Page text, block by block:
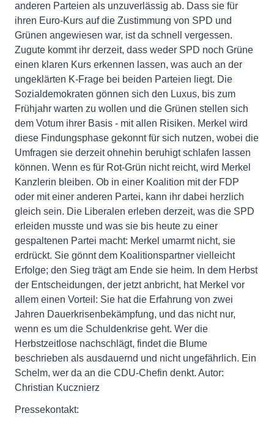
anderen Parteien als unzuverlässig ab. Dass sie für
ihren Euro-Kurs auf die Zustimmung von SPD und
Grünen angewiesen war, ist da schnell vergessen.
Zugute kommt ihr derzeit, dass weder SPD noch Grüne
einen klaren Kurs erkennen lassen, was auch an der
ungeklärten K-Frage bei beiden Parteien liegt. Die
Sozialdemokraten gönnen sich den Luxus, bis zum
Frühjahr warten zu wollen und die Grünen stellen sich
dem Votum ihrer Basis - mit allen Risiken. Merkel wird
diese Findungsphase gekonnt für sich nutzen, wobei die
Umfragen sie derzeit ohnehin beruhigt schlafen lassen
können. Wenn es für Rot-Grün nicht reicht, wird Merkel
Kanzlerin bleiben. Ob in einer Koalition mit der FDP
oder mit einer anderen Partei, kann ihr dabei herzlich
gleich sein. Die Liberalen erleben derzeit, was die SPD
erleiden musste und was sie bis heute zu einer
gespaltenen Partei macht: Merkel umarmt nicht, sie
erdrückt. Sie gönnt dem Koalitionspartner vielleicht
Erfolge; den Sieg trägt am Ende sie heim. In dem Herbst
der Entscheidungen, der jetzt anbricht, hat Merkel vor
allem einen Vorteil: Sie hat die Erfahrung von zwei
Jahren Dauerkrisenbekämpfung, und das nicht nur,
wenn es um die Schuldenkrise geht. Wer die
Herbstzeitlose nachschlägt, findet die Blume
beschrieben als ausdauernd und nicht ungefährlich. Ein
Schelm, wer da an die CDU-Chefin denkt. Autor:
Christian Kucznierz
Pressekontakt: